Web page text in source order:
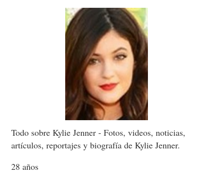
Todo sobre Kylie Jenner - Fotos, videos, noticias,
artículos, reportajes y biografía de Kylie Jenner.
28 años